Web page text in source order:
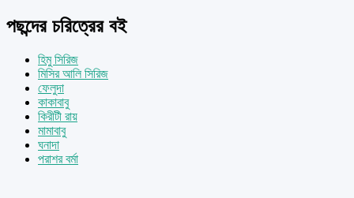
পছন্দের চরিত্রের বই
হিমু সিরিজ
মিসির আলি সিরিজ
ফেলুদা
কাকাবাবু
কিরীটী রায়
মামাবাবু
ঘনাদা
পরাশর বর্মা